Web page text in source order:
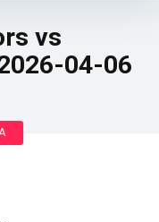
vs
04-06